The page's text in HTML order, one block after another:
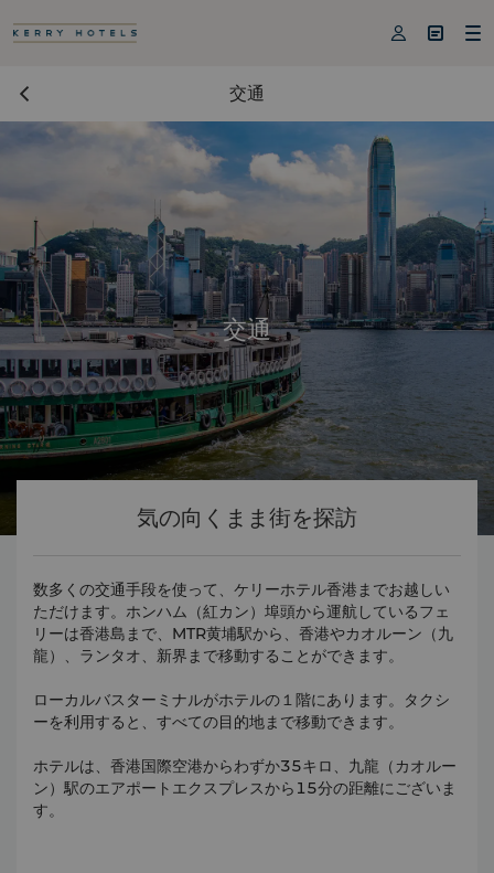
  
交通
交通
気の向くまま街を探訪
数多くの交通手段を使って、ケリーホテル香港までお越しい
ただけます。ホンハム（紅カン） 埠頭から運航しているフェ
リーは香港島まで、MTR黄埔駅から、香港やカオルーン（九
龍）、ランタオ、新界まで移動することができます。
ローカルバスターミナルがホテルの１階にあります。タクシ
ーを利用すると、すべての目的地まで移動できます。
ホテルは、香港国際空港からわずか35キロ、 九龍（カオルー
ン） 駅のエアポートエクスプレスから15分の距離にございま
す。